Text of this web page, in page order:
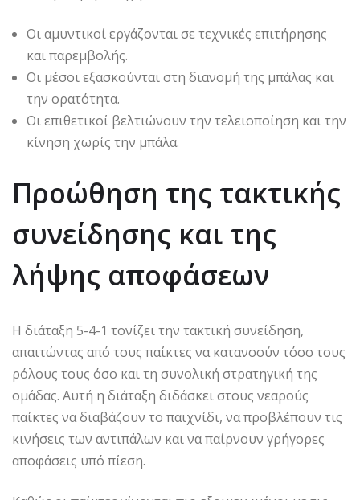
Οι αμυντικοί εργάζονται σε τεχνικές επιτήρησης
και παρεμβολής.
Οι μέσοι εξασκούνται στη διανομή της μπάλας και
την ορατότητα.
Οι επιθετικοί βελτιώνουν την τελειοποίηση και την
κίνηση χωρίς την μπάλα.
Προώθηση της τακτικής
συνείδησης και της
λήψης αποφάσεων
Η διάταξη 5-4-1 τονίζει την τακτική συνείδηση,
απαιτώντας από τους παίκτες να κατανοούν τόσο τους
ρόλους τους όσο και τη συνολική στρατηγική της
ομάδας. Αυτή η διάταξη διδάσκει στους νεαρούς
παίκτες να διαβάζουν το παιχνίδι, να προβλέπουν τις
κινήσεις των αντιπάλων και να παίρνουν γρήγορες
αποφάσεις υπό πίεση.